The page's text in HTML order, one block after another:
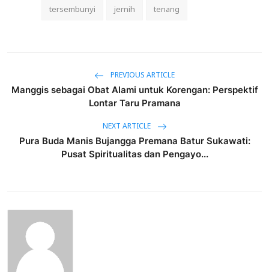
tersembunyi
jernih tenang
PREVIOUS ARTICLE
Manggis sebagai Obat Alami untuk Korengan: Perspektif
Lontar Taru Pramana
NEXT ARTICLE
Pura Buda Manis Bujangga Premana Batur Sukawati:
Pusat Spiritualitas dan Pengayo...